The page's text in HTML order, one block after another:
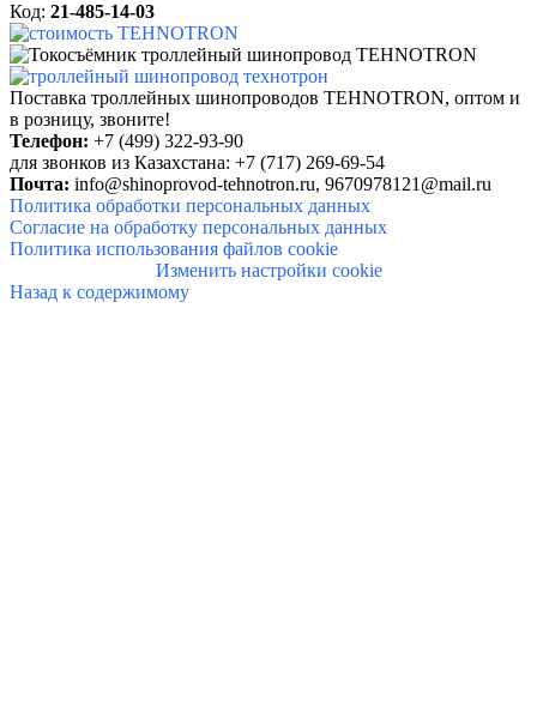
Код: 21-485-14-03
Поставка троллейных шинопроводов TEHNOTRON, оптом и
в розницу, звоните!
Телефон: +7 (499) 322-93-90
для звонков из Казахстана: +7 (717) 269-69-54
Почта: info@shinoprovod-tehnotron.ru, 9670978121@mail.ru
Политика обработки персональных данных
Согласие на обработку персональных данных
Политика использования файлов cookie
Изменить настройки cookie
Назад к содержимому